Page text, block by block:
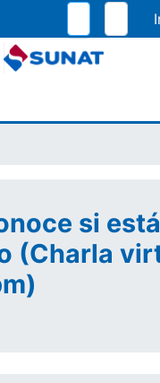
al
contenido
si
(Charla